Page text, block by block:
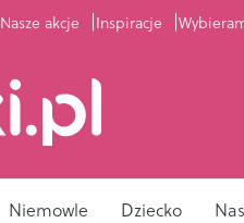
Nasze akcje Inspiracje
Niemowle Dziecko